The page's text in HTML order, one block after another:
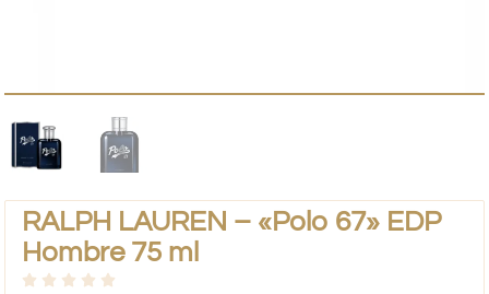
RALPH LAUREN – «Polo 67» EDP
Hombre 75 ml